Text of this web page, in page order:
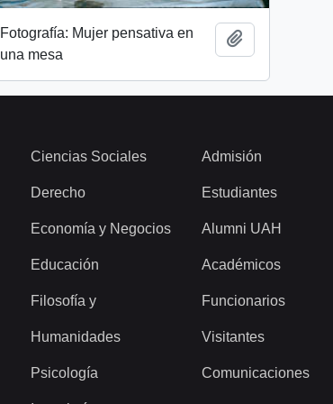
Fotografía: Mujer pensativa en
una mesa
Ciencias Sociales
Derecho
Economía y Negocios
Educación
Filosofía y
Humanidades
Psicología
Admisión
Estudiantes
Alumni UAH
Académicos
Funcionarios
Visitantes
Comunicaciones